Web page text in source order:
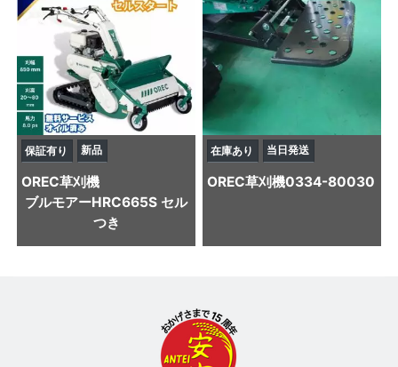
保証有り 新品
OREC草刈機
ブルモアーHRC665S セル
つき
在庫あり 当日発送
OREC草刈機0334-80030